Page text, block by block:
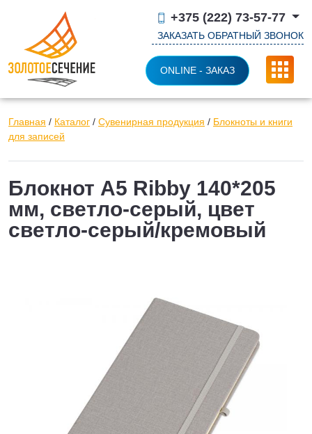
+375 (222) 73-57-77
ЗАКАЗАТЬ ОБРАТНЫЙ ЗВОНОК
ONLINE - ЗАКАЗ
Главная / Каталог / Сувенирная продукция / Блокноты и книги
для записей
Блокнот А5 Ribby 140*205
мм, светло-серый, цвет
светло-серый/кремовый